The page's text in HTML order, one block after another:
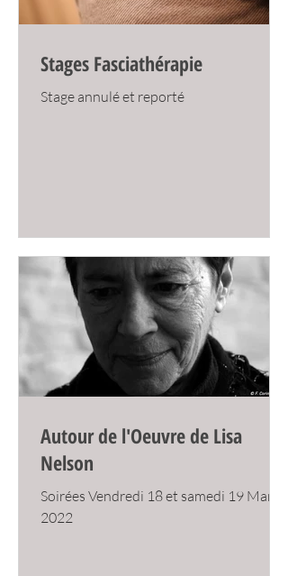
Stages Fasciathérapie
Stage annulé et reporté
Autour de l'Oeuvre de Lisa
Nelson
Soirées Vendredi 18 et samedi 19 Mars
2022